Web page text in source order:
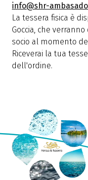
info@shr-
La tessera fisica è
Goccia, che
socio al momento
Riceverai la tua
dell'ordine.